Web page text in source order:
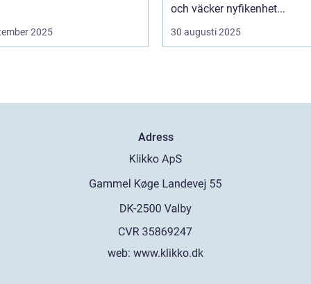
2025
och väcker nyfikenhet...
30 augusti 2025
Adress
web: www.klikko.dk